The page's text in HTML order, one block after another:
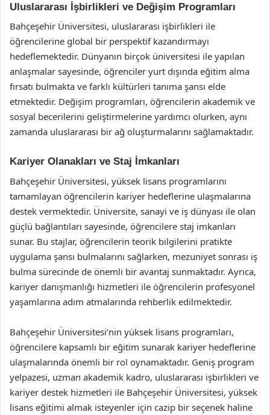
Uluslararası İşbirlikleri ve Değişim Programları
Bahçeşehir Üniversitesi, uluslararası işbirlikleri ile
öğrencilerine global bir perspektif kazandırmayı
hedeflemektedir. Dünyanın birçok üniversitesi ile yapılan
anlaşmalar sayesinde, öğrenciler yurt dışında eğitim alma
fırsatı bulmakta ve farklı kültürleri tanıma şansı elde
etmektedir. Değişim programları, öğrencilerin akademik ve
sosyal becerilerini geliştirmelerine yardımcı olurken, aynı
zamanda uluslararası bir ağ oluşturmalarını sağlamaktadır.
Kariyer Olanakları ve Staj İmkanları
Bahçeşehir Üniversitesi, yüksek lisans programlarını
tamamlayan öğrencilerin kariyer hedeflerine ulaşmalarına
destek vermektedir. Üniversite, sanayi ve iş dünyası ile olan
güçlü bağlantıları sayesinde, öğrencilere staj imkanları
sunar. Bu stajlar, öğrencilerin teorik bilgilerini pratikte
uygulama şansı bulmalarını sağlarken, mezuniyet sonrası iş
bulma sürecinde de önemli bir avantaj sunmaktadır. Ayrıca,
kariyer danışmanlığı hizmetleri ile öğrencilerin profesyonel
yaşamlarına adım atmalarında rehberlik edilmektedir.
Bahçeşehir Üniversitesi’nin yüksek lisans programları,
öğrencilere kapsamlı bir eğitim sunarak kariyer hedeflerine
ulaşmalarında önemli bir rol oynamaktadır. Geniş program
yelpazesi, uzman akademik kadro, uluslararası işbirlikleri ve
kariyer destek hizmetleri ile Bahçeşehir Üniversitesi, yüksek
lisans eğitimi almak isteyenler için cazip bir seçenek haline